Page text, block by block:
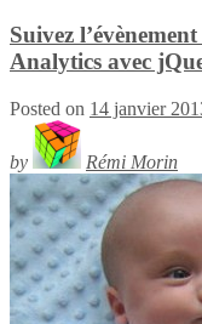
Suivez
Analytics avec
Posted on 14 janvier
by Rémi Morin